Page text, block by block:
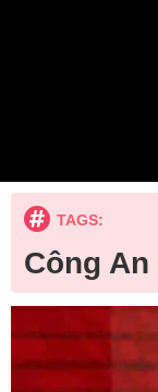
TAGS:
Công An